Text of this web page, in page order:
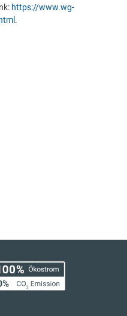
https://www.wg-
.